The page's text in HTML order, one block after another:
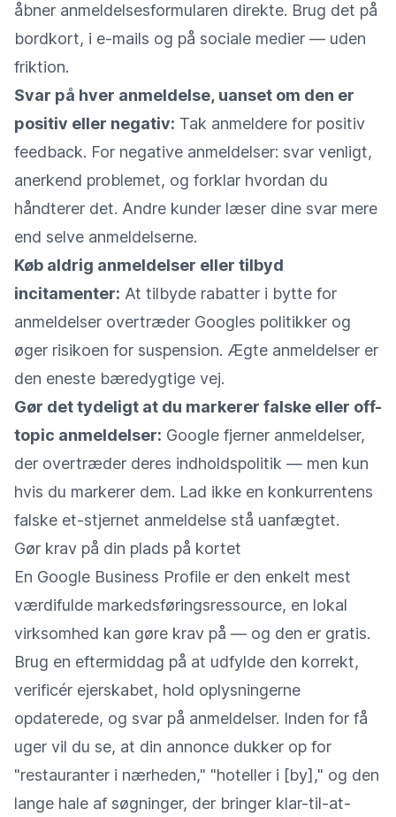
åbner anmeldelsesformularen direkte. Brug det på
bordkort, i e-mails og på sociale medier — uden
friktion.
Svar på hver anmeldelse, uanset om den er
positiv eller negativ: Tak anmeldere for positiv
feedback. For negative anmeldelser: svar venligt,
anerkend problemet, og forklar hvordan du
håndterer det. Andre kunder læser dine svar mere
end selve anmeldelserne.
Køb aldrig anmeldelser eller tilbyd
incitamenter: At tilbyde rabatter i bytte for
anmeldelser overtræder Googles politikker og
øger risikoen for suspension. Ægte anmeldelser er
den eneste bæredygtige vej.
Gør det tydeligt at du markerer falske eller off-
topic anmeldelser: Google fjerner anmeldelser,
der overtræder deres indholdspolitik — men kun
hvis du markerer dem. Lad ikke en konkurrentens
falske et-stjernet anmeldelse stå uanfægtet.
Gør krav på din plads på kortet
En Google Business Profile er den enkelt mest
værdifulde markedsføringsressource, en lokal
virksomhed kan gøre krav på — og den er gratis.
Brug en eftermiddag på at udfylde den korrekt,
verificér ejerskabet, hold oplysningerne
opdaterede, og svar på anmeldelser. Inden for få
uger vil du se, at din annonce dukker op for
"restauranter i nærheden," "hoteller i [by]," og den
lange hale af søgninger, der bringer klar-til-at-